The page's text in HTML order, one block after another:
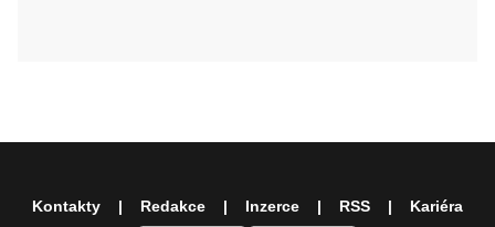
Kontakty Redakce Inzerce RSS Kariéra